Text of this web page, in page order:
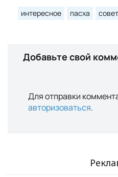
интересное пасха
Добавьте свой
Для отправки
авторизоваться.